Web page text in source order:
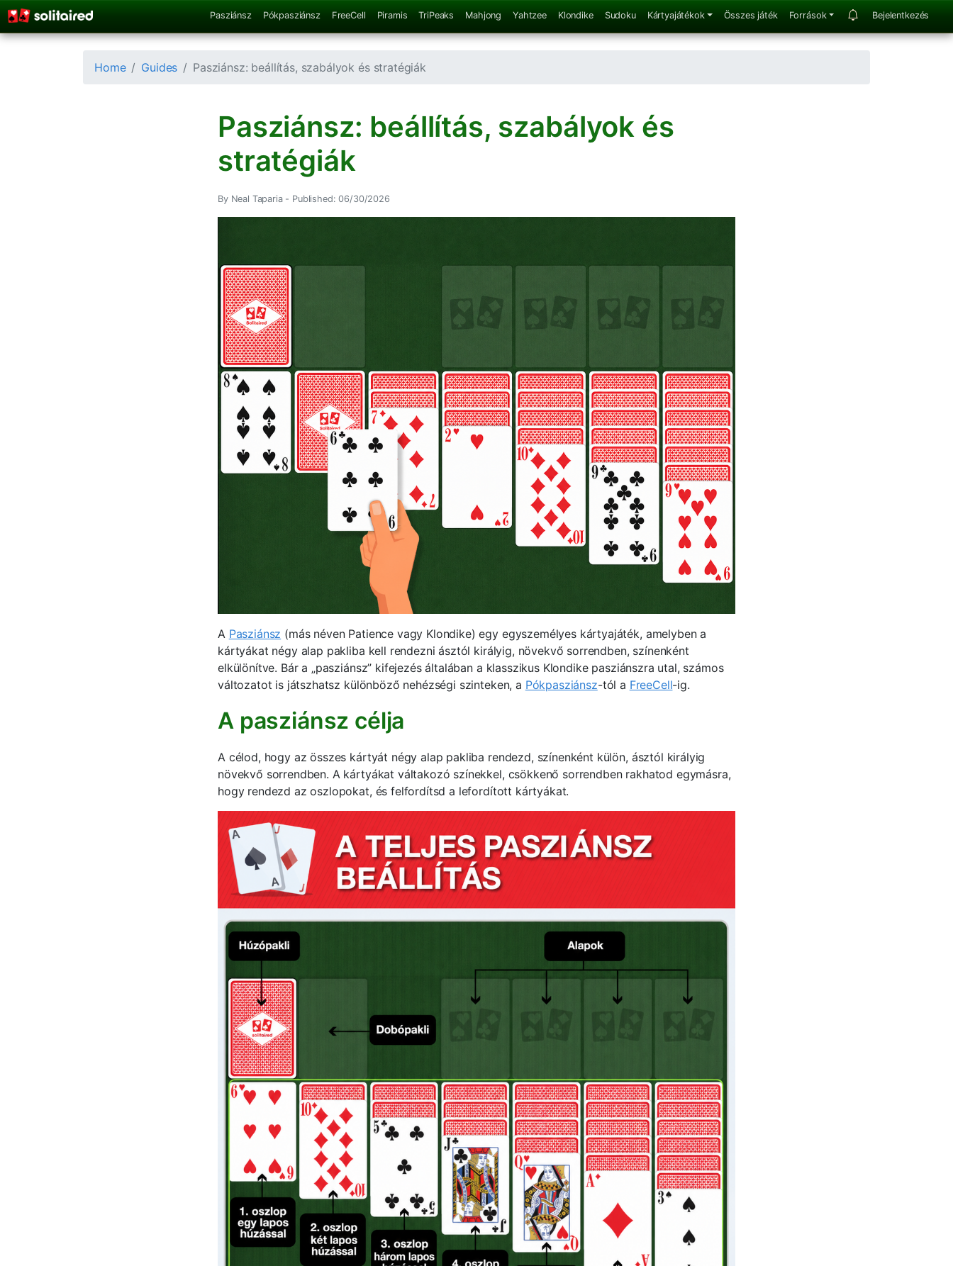
Pasziánsz Pókpasziánsz FreeCell Piramis TriPeaks Mahjong Yahtzee Klondike Sudoku Kártyajátékok Összes játék Források Bejelentkezés
Home Guides Pasziánsz: beállítás, szabályok és stratégiák
Pasziánsz: beállítás, szabályok és
stratégiák
By Neal Taparia - Published: 06/30/2026
A Pasziánsz (más néven Patience vagy Klondike) egy egyszemélyes kártyajáték, amelyben a
kártyákat négy alap pakliba kell rendezni ásztól királyig, növekvő sorrendben, színenként
elkülönítve. Bár a „pasziánsz” kifejezés általában a klasszikus Klondike pasziánszra utal, számos
változatot is játszhatsz különböző nehézségi szinteken, a Pókpasziánsz-tól a FreeCell-ig.
A pasziánsz célja
A célod, hogy az összes kártyát négy alap pakliba rendezd, színenként külön, ásztól királyig
növekvő sorrendben. A kártyákat váltakozó színekkel, csökkenő sorrendben rakhatod egymásra,
hogy rendezd az oszlopokat, és felfordítsd a lefordított kártyákat.